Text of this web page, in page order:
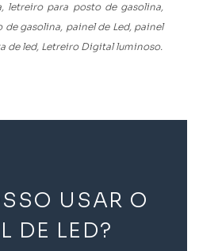
letreiro para posto de gasolina,
gasolina, painel de Led, painel
de led, Letreiro Digital luminoso.
USAR O
DE LED?